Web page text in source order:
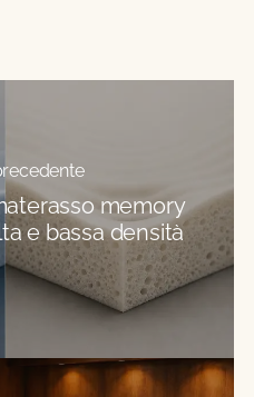
memory
e bassa densità